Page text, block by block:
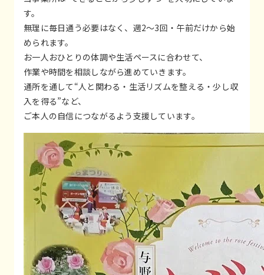
す。
無理に毎日通う必要はなく、週2〜3回・午前だけから始
められます。
お一人おひとりの体調や生活ペースに合わせて、
作業や時間を相談しながら進めていきます。
通所を通して“人と関わる・生活リズムを整える・少し収
入を得る”など、
ご本人の自信につながるよう支援しています。